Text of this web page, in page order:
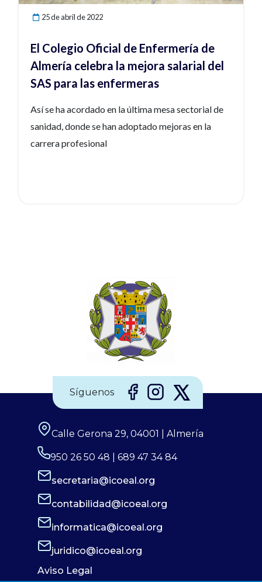
25 de abril de 2022
El Colegio Oficial de Enfermería de
Almería celebra la mejora salarial del
SAS para las enfermeras
Así se ha acordado en la última mesa sectorial de
sanidad, donde se han adoptado mejoras en la
carrera profesional
Síguenos
Calle Gerona 29, 04001 | Almería
950 26 50 48 | 689 47 34 84
secretaria@icoeal.org
contabilidad@icoeal.org
informatica@icoeal.org
juridico@icoeal.org
Aviso Legal